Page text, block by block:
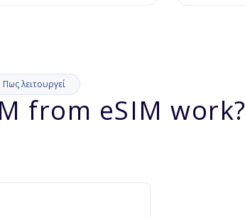
Πως λειτουργεί
from eSIM work?